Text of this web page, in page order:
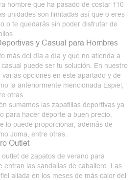
hombre que ha pasado de costar 110
unidades son limitadas así que o eres
o te quedarás sin poder disfrutar de
y Casual para Hombres
más del día a día y que no atienda a
puede ser tu solución. En nuestro
opciones en este apartado y de
la anteriormente mencionada Espiel,
otras.
sumamos las zapatillas deportivas ya
para hacer deporte a buen precio,
lo puede proporcionar, además de
Joma, entre otras.
Outlet
outlet de zapatos de verano para
entran las sandalias de caballero. Las
aliada en los meses de más calor del